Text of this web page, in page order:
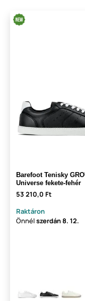
Barefoot Tenisky
Universe fekete-fehér
53 210,0 Ft
Raktáron
Önnélszerdán8. 12.